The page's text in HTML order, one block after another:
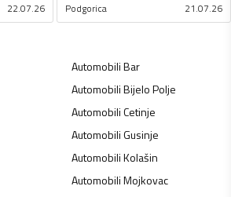
22.07.26 Podgorica 21.07.26
AutomobiliBar
AutomobiliBijelo Polje
AutomobiliCetinje
AutomobiliGusinje
AutomobiliKolašin
AutomobiliMojkovac